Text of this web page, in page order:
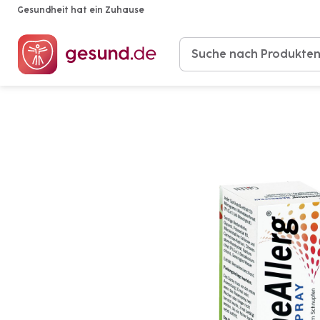
Gesundheit hat ein Zuhause